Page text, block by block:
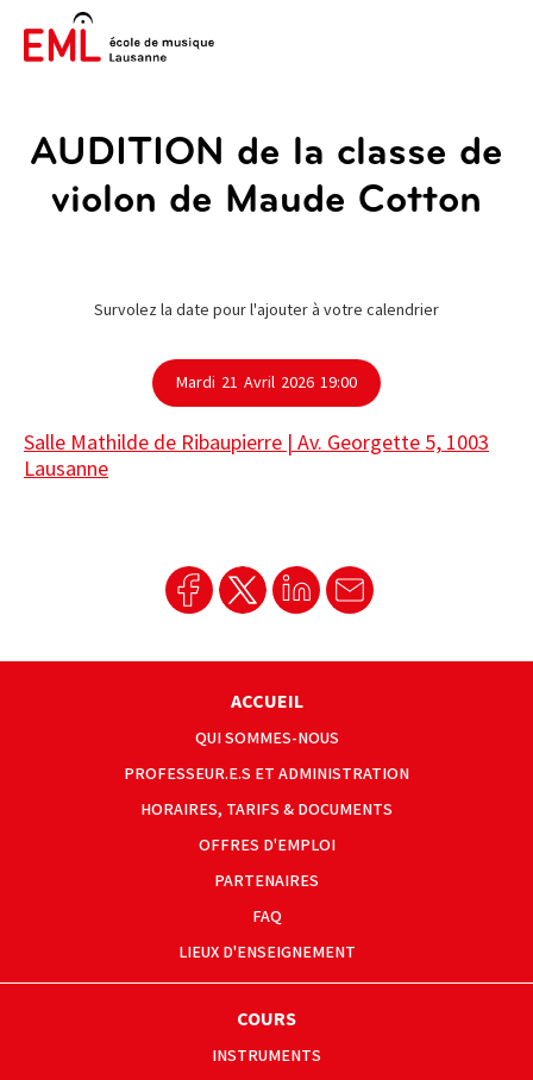
AUDITION de la classe de
violon de Maude Cotton
Survolez la date pour l'ajouter à votre calendrier
Mardi 21 Avril 2026 19:00
Salle Mathilde de Ribaupierre | Av. Georgette 5, 1003
Lausanne
ACCUEIL
QUI SOMMES-NOUS
PROFESSEUR.E.S ET ADMINISTRATION
HORAIRES, TARIFS & DOCUMENTS
OFFRES D'EMPLOI
PARTENAIRES
FAQ
LIEUX D'ENSEIGNEMENT
COURS
INSTRUMENTS